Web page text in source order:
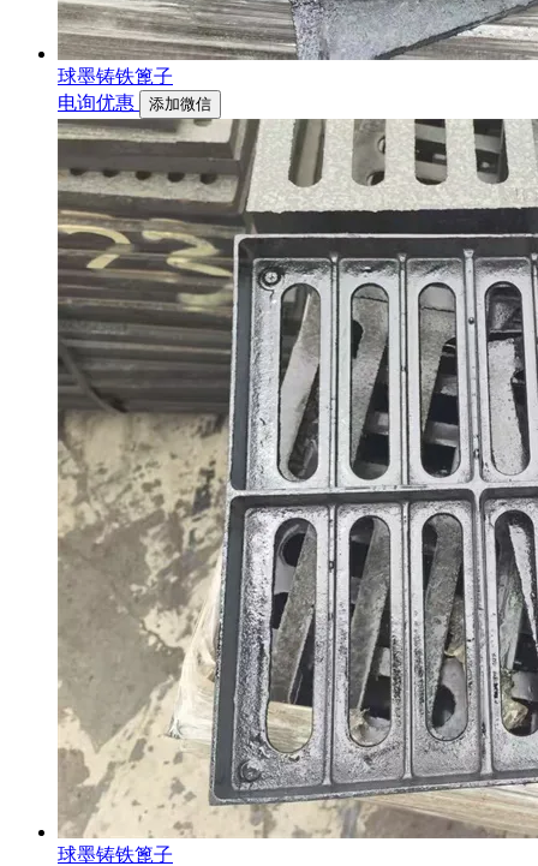
球墨铸铁篦子
电询优惠
添加微信
球墨铸铁篦子